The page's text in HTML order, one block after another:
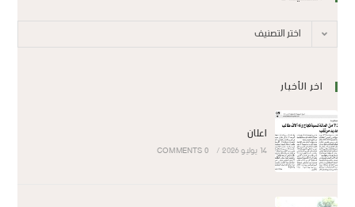
اختر التصنيف
اخر الأخبار
اعلان
14 يوليو 2026 /
0 COMMENTS